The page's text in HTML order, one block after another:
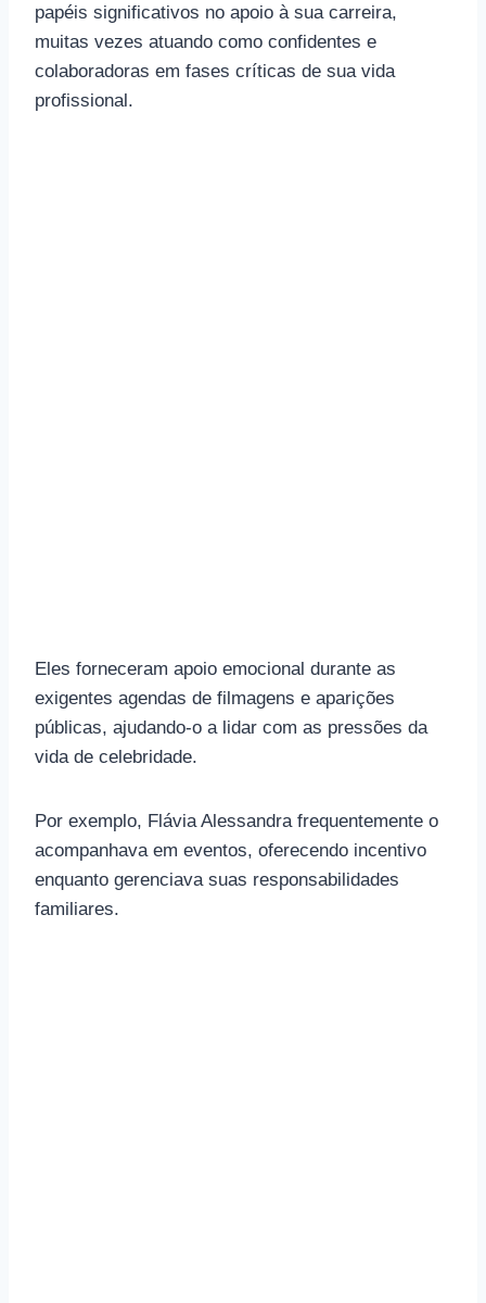
papéis significativos no apoio à sua carreira,
muitas vezes atuando como confidentes e
colaboradoras em fases críticas de sua vida
profissional.
Eles forneceram apoio emocional durante as
exigentes agendas de filmagens e aparições
públicas, ajudando-o a lidar com as pressões da
vida de celebridade.
Por exemplo, Flávia Alessandra frequentemente o
acompanhava em eventos, oferecendo incentivo
enquanto gerenciava suas responsabilidades
familiares.